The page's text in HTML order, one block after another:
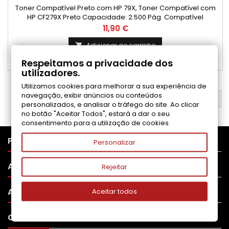
Toner Compatível Preto com HP 79X, Toner Compatível com
HP CF279X Preto Capacidade: 2.500 Pág. Compatível
com: LaserJet Pro M 12a, LaserJet Pro MFP M26a, LaserJet Pro
MFP M26nw, LaserJet Pro M 12w
Preço
11,90 €
 Adicionar ao carrinho
Disponível
VOLTAR AO TOPO
PRODUTOS
APOIO AO CLIENTE
A SUA CONTA
CONTATO 
Respeitamos a privacidade dos
utilizadores.
Utilizamos cookies para melhorar a sua experiência de
navegação, exibir anúncios ou conteúdos
personalizados, e analisar o tráfego do site. Ao clicar
no botão "Aceitar Todos", estará a dar o seu
consentimento para a utilização de cookies.
Personalizar
Rejeitar
Aceitar todos